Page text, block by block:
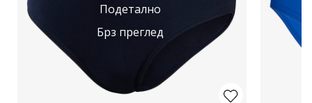
Подетално
Брз преглед